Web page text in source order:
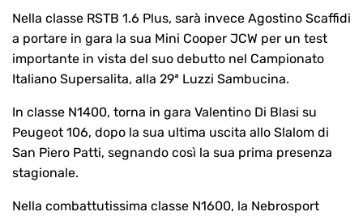
Nella classe RSTB 1.6 Plus, sarà invece Agostino Scaffidi
a portare in gara la sua Mini Cooper JCW per un test
importante in vista del suo debutto nel Campionato
Italiano Supersalita, alla 29ª Luzzi Sambucina.
In classe N1400, torna in gara Valentino Di Blasi su
Peugeot 106, dopo la sua ultima uscita allo Slalom di
San Piero Patti, segnando così la sua prima presenza
stagionale.
Nella combattutissima classe N1600, la Nebrosport